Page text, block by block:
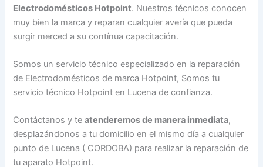
Electrodomésticos Hotpoint. Nuestros técnicos conocen
muy bien la marca y reparan cualquier avería que pueda
surgir merced a su contínua capacitación.
Somos un servicio técnico especializado en la reparación
de Electrodomésticos de marca Hotpoint, Somos tu
servicio técnico Hotpoint en Lucena de confianza.
Contáctanos y teatenderemos de manera inmediata,
desplazándonos a tu domicilio en el mismo día a cualquier
punto de Lucena ( CORDOBA) para realizar la reparación de
tu aparato Hotpoint.